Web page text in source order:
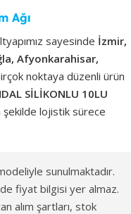
Ağı
sayesinde İzmir,
Afyonkarahisar,
noktaya düzenli ürün
SİLİKONLU 10LU
şekilde lojistik sürece
sunulmaktadır.
fiyat bilgisi yer almaz.
alım şartları, stok